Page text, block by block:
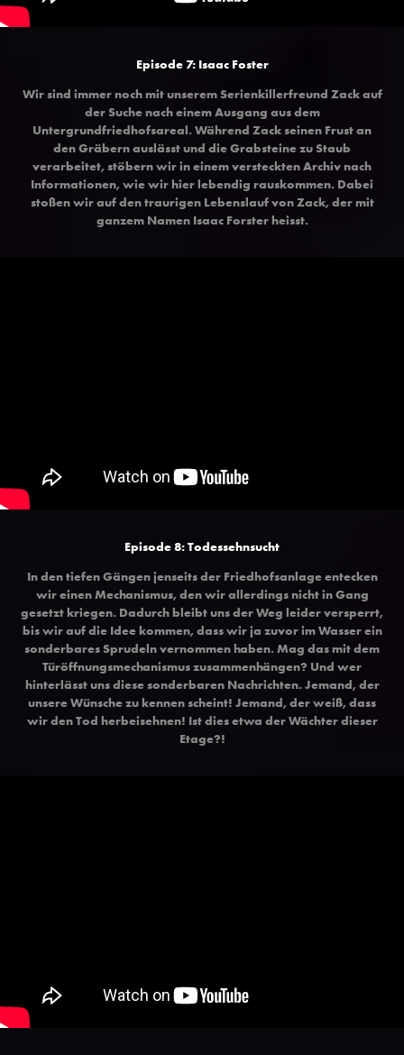
Episode 7: Isaac Foster
Wir sind immer noch mit unserem Serienkillerfreund Zack auf
der Suche nach einem Ausgang aus dem
Untergrundfriedhofsareal. Während Zack seinen Frust an
den Gräbern auslässt und die Grabsteine zu Staub
verarbeitet, stöbern wir in einem versteckten Archiv nach
Informationen, wie wir hier lebendig rauskommen. Dabei
stoßen wir auf den traurigen Lebenslauf von Zack, der mit
ganzem Namen Isaac Forster heisst.
Episode 8: Todessehnsucht
In den tiefen Gängen jenseits der Friedhofsanlage entecken
wir einen Mechanismus, den wir allerdings nicht in Gang
gesetzt kriegen. Dadurch bleibt uns der Weg leider versperrt,
bis wir auf die Idee kommen, dass wir ja zuvor im Wasser ein
sonderbares Sprudeln vernommen haben. Mag das mit dem
Türöffnungsmechanismus zusammenhängen? Und wer
hinterlässt uns diese sonderbaren Nachrichten. Jemand, der
unsere Wünsche zu kennen scheint! Jemand, der weiß, dass
wir den Tod herbeisehnen! Ist dies etwa der Wächter dieser
Etage?!